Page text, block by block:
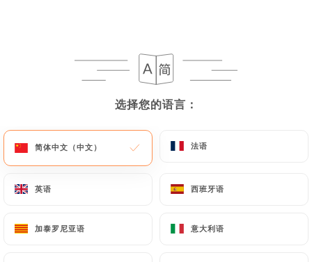
选择您的语言：
简体中文（中文） 法语
英语 西班牙语
加泰罗尼亚语 意大利语
选择您的语言：
简体中文（中文） 法语
英语 西班牙语
加泰罗尼亚语 意大利语